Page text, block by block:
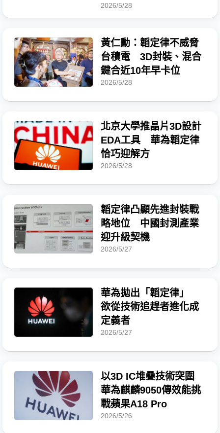
2026/5/28
黃仁勳：韜定律不威脅
台積電 3D封裝、混合
鍵合近10年早卡位
2026/5/28
北京大學推晶片3D設計
EDA工具 華為韜定律
恰巧迎解方
2026/5/28
韜定律凸顯先進封裝戰
略地位 中國封測產業
迎升級契機
2026/5/27
華為拋出「韜定律」
欲從技術追趕者進化成
定義者
2026/5/27
以3D IC堆疊技術突圍
華為麒麟9050傳效能挑
戰蘋果A18 Pro
2026/5/26